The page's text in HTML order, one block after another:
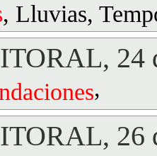
, Lluvias,
24
,
26